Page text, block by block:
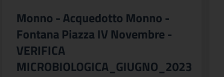
Monno - Acquedotto Monno -
Fontana Piazza IV Novembre -
VERIFICA
MICROBIOLOGICA_GIUGNO_2023